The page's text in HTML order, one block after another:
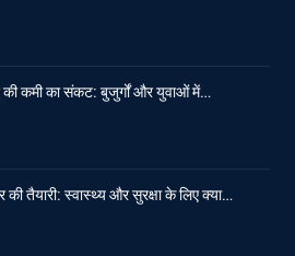
की कमी का संकट: बुजुर्गों और युवाओं में…
तैयारी: स्वास्थ्य और सुरक्षा के लिए क्या…